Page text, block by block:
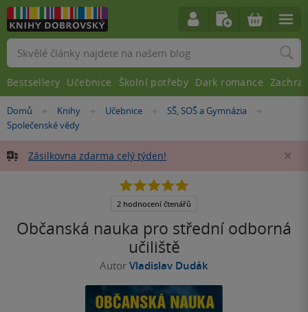
Nacházíte
se
Domů »Knihy »
Učebnice »
SŠ, SOŠ a Gymnázia
Společenské vědy
Zásilkovna zdarma celý týden!
Občanská nauka pro střední odborná
učiliště
Autor Vladislav Dudák
5.0
5
2 hodnocení čtenářů
Vyhledávání
Bestsellery Učebnice Školní potřeby Dark romance